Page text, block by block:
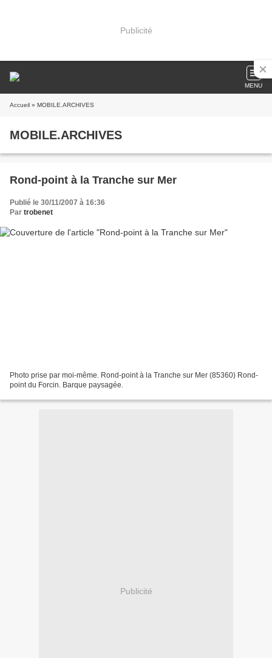
Publicité
MENU
Accueil » MOBILE.ARCHIVES
MOBILE.ARCHIVES
Rond-point à la Tranche sur Mer
Publié le 30/11/2007 à 16:36
Par trobenet
Photo prise par moi-même. Rond-point à la Tranche sur Mer (85360) Rond-
point du Forcin. Barque paysagée.
Publicité